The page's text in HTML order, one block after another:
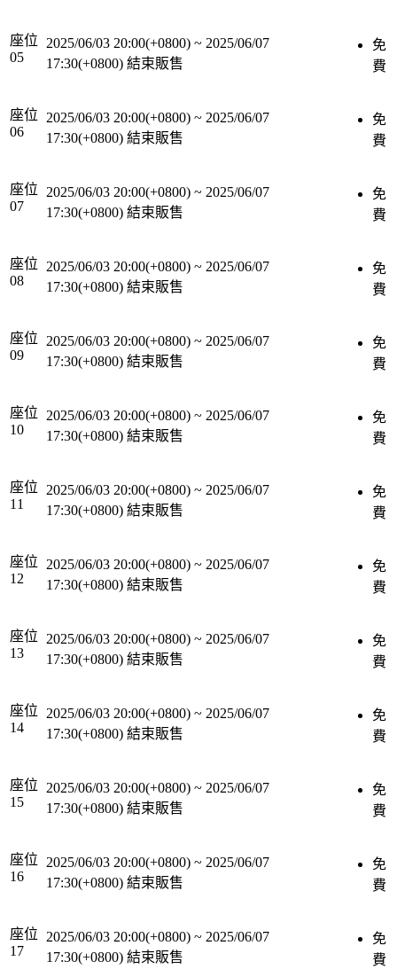
座位
05
2025/06/03 20:00(+0800) ~ 2025/06/07
17:30(+0800) 結束販售
免
費
座位
06
2025/06/03 20:00(+0800) ~ 2025/06/07
17:30(+0800) 結束販售
免
費
座位
07
2025/06/03 20:00(+0800) ~ 2025/06/07
17:30(+0800) 結束販售
免
費
座位
08
2025/06/03 20:00(+0800) ~ 2025/06/07
17:30(+0800) 結束販售
免
費
座位
09
2025/06/03 20:00(+0800) ~ 2025/06/07
17:30(+0800) 結束販售
免
費
座位
10
2025/06/03 20:00(+0800) ~ 2025/06/07
17:30(+0800) 結束販售
免
費
座位
11
2025/06/03 20:00(+0800) ~ 2025/06/07
17:30(+0800) 結束販售
免
費
座位
12
2025/06/03 20:00(+0800) ~ 2025/06/07
17:30(+0800) 結束販售
免
費
座位
13
2025/06/03 20:00(+0800) ~ 2025/06/07
17:30(+0800) 結束販售
免
費
座位
14
2025/06/03 20:00(+0800) ~ 2025/06/07
17:30(+0800) 結束販售
免
費
座位
15
2025/06/03 20:00(+0800) ~ 2025/06/07
17:30(+0800) 結束販售
免
費
座位
16
2025/06/03 20:00(+0800) ~ 2025/06/07
17:30(+0800) 結束販售
免
費
座位
17
2025/06/03 20:00(+0800) ~ 2025/06/07
17:30(+0800) 結束販售
免
費